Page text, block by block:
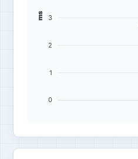
3
2
1
0
ms